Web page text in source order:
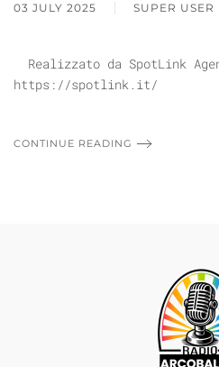
03 JULY 2025 SUPER USER
Realizzato da SpotLink
https://spotlink.it/
CONTINUE READING